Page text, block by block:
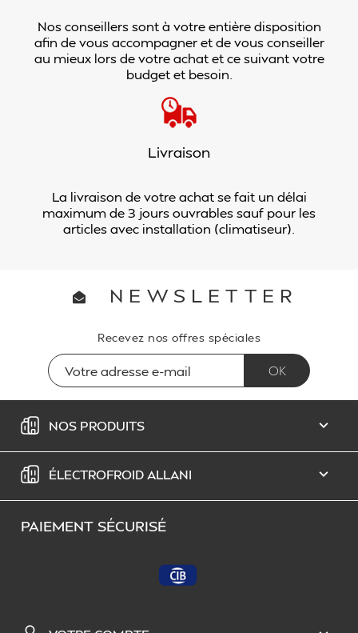
Nos conseillers sont à votre entière disposition
afin de vous accompagner et de vous conseiller
au mieux lors de votre achat et ce suivant votre
budget et besoin.
Livraison
La livraison de votre achat se fait un délai
maximum de 3 jours ouvrables sauf pour les
articles avec installation (climatiseur).
NEWSLETTER
Recevez nos offres spéciales
NOS PRODUITS 
ÉLECTROFROID ALLANI 
PAIEMENT SÉCURISÉ